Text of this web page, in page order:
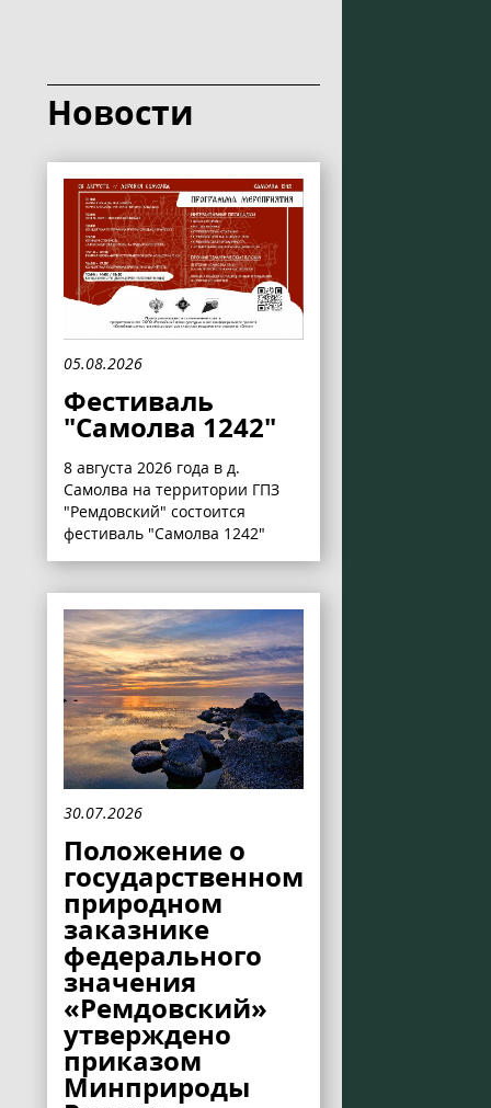
Новости
05.08.2026
Фестиваль
"Самолва 1242"
8 августа 2026 года в д.
Самолва на территории ГПЗ
"Ремдовский" состоится
фестиваль "Самолва 1242"
30.07.2026
Положение о
государственном
природном
заказнике
федерального
значения
«Ремдовский»
утверждено
приказом
Минприроды